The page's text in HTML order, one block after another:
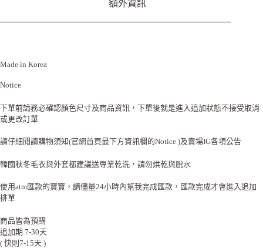
額外資訊
Made in Korea
Notice
下單前請務必確認顏色尺寸及商品資訊，下單後就是進入追加狀態不接受取消
或更改訂單
請仔細閱讀購物須知(官網首頁最下方資訊欄的Notice )及賣場IG各項公告
韓國秋冬毛衣與外套都建議送專業乾洗，請勿烘乾與脫水
使用atm匯款的寶寶，請儘量24小時內幫我完成匯款，匯款完成才會進入追加
排單
商品皆為預購
追加期 7-30天
( 快則7-15天 )